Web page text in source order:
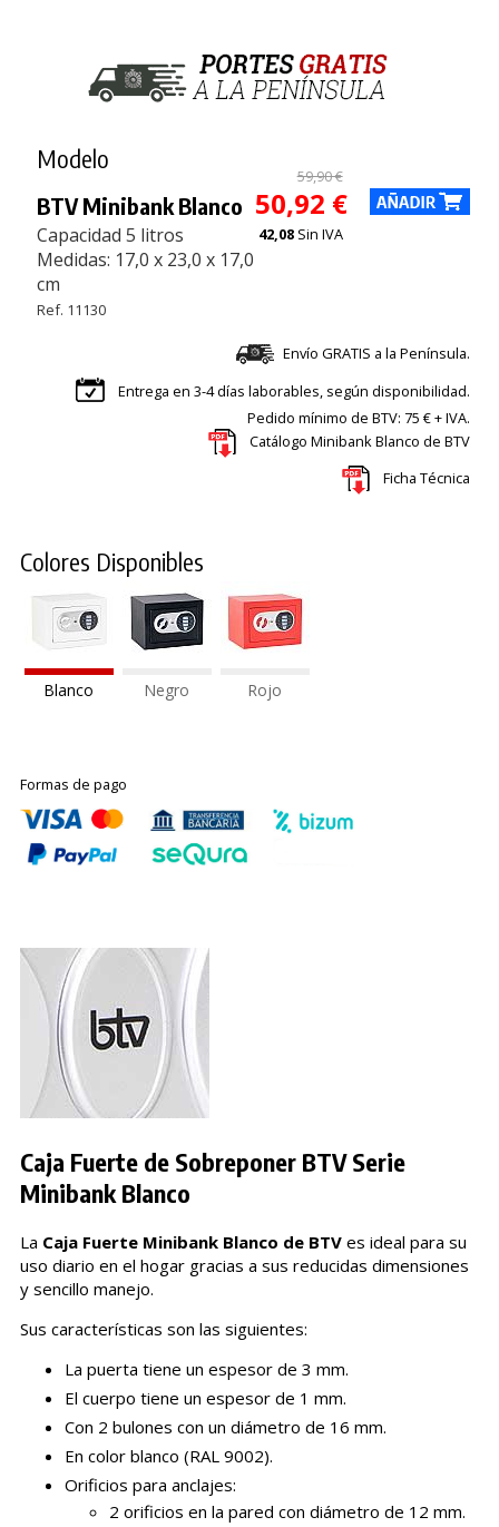
Modelo
BTV Minibank Blanco
Capacidad 5 litros
Medidas: 17,0 x 23,0 x 17,0
cm
Ref. 11130
59,90 €
50,92 €
42,08 Sin IVA
Envío GRATIS a la Península.
Entrega en 3-4 días laborables, según disponibilidad.
Pedido mínimo de BTV: 75 € + IVA.
Catálogo Minibank Blanco de BTV
Ficha Técnica
Colores Disponibles
Blanco Negro Rojo
Formas de pago
Caja Fuerte de Sobreponer BTV Serie
Minibank Blanco
La Caja Fuerte Minibank Blanco de BTV es ideal para su
uso diario en el hogar gracias a sus reducidas dimensiones
y sencillo manejo.
Sus características son las siguientes:
La puerta tiene un espesor de 3 mm.
El cuerpo tiene un espesor de 1 mm.
Con 2 bulones con un diámetro de 16 mm.
En color blanco (RAL 9002).
Orificios para anclajes:
2 orificios en la pared con diámetro de 12 mm.